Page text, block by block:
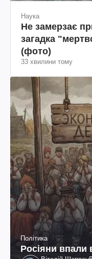
Наука
Не замерзає
загадка
(фото)
33 хвилини тому
Політика
Росіяни впали